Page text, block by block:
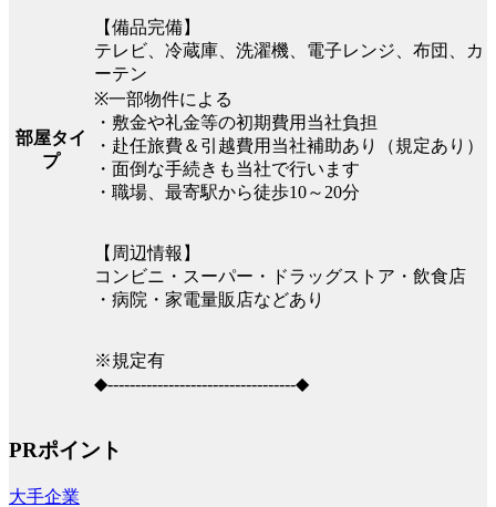
部屋タイ
プ
【備品完備】
テレビ、冷蔵庫、洗濯機、電子レンジ、布団、カ
ーテン
※一部物件による
・敷金や礼金等の初期費用当社負担
・赴任旅費＆引越費用当社補助あり（規定あり）
・面倒な手続きも当社で行います
・職場、最寄駅から徒歩10～20分
【周辺情報】
コンビニ・スーパー・ドラッグストア・飲食店
・病院・家電量販店などあり
※規定有
◆----------------------------------◆
PRポイント
大手企業